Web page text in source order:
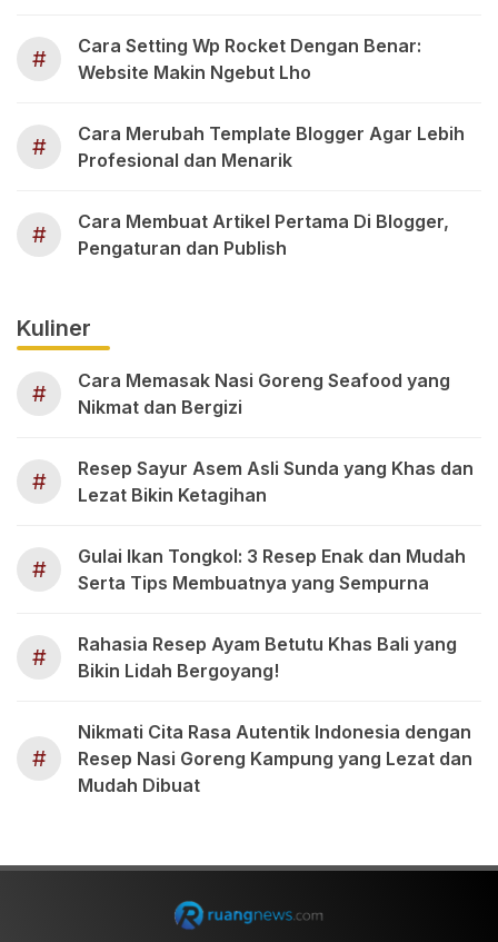
#
Cara Setting Wp Rocket Dengan Benar:
Website Makin Ngebut Lho
#
Cara Merubah Template Blogger Agar Lebih
Profesional dan Menarik
#
Cara Membuat Artikel Pertama Di Blogger,
Pengaturan dan Publish
Kuliner
#
Cara Memasak Nasi Goreng Seafood yang
Nikmat dan Bergizi
#
Resep Sayur Asem Asli Sunda yang Khas dan
Lezat Bikin Ketagihan
#
Gulai Ikan Tongkol: 3 Resep Enak dan Mudah
Serta Tips Membuatnya yang Sempurna
#
Rahasia Resep Ayam Betutu Khas Bali yang
Bikin Lidah Bergoyang!
#
Nikmati Cita Rasa Autentik Indonesia dengan
Resep Nasi Goreng Kampung yang Lezat dan
Mudah Dibuat